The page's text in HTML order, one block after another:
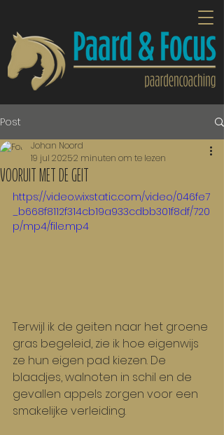
Post
VOORUIT MET DE GEIT
Johan Noord
19 jul 20252 minuten om te lezen
https://video.wixstatic.com/video/046fe7
_b668f8112f314cb19a933cdbb301f8df/720
p/mp4/file.mp4
Terwijl ik de geiten naar het groene
gras begeleid, zie ik hoe eigenwijs
ze hun eigen pad kiezen. De
blaadjes, walnoten in schil en de
gevallen appels zorgen voor een
smakelijke verleiding.